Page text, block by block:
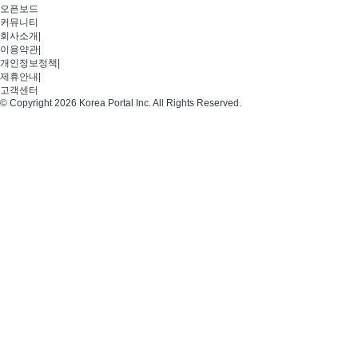
오픈보드
커뮤니티
회사소개
이용약관
개인정보정책
제휴안내
고객센터
© Copyright 2026 Korea Portal Inc. All Rights Reserved.